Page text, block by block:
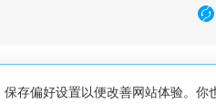
2023006532号-1 ・ 赣公网安备
存偏好设置以便改善网站体验。你